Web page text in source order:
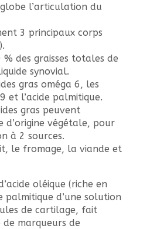
l’articulation du
3 principaux corps
des graisses totales de
synovial.
gras oméga 6, les
et l’acide palmitique.
gras peuvent
d’origine végétale, pour
à 2 sources.
le fromage, la viande et
oléique (riche en
palmitique d’une solution
de cartilage, fait
de marqueurs de